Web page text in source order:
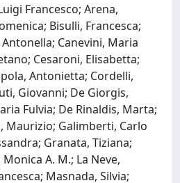
Francesco; Arena,
Bisulli, Francesca;
Canevini, Maria
Cesaroni, Elisabetta;
Antonietta; Cordelli,
Giovanni; De Giorgis,
Fulvia; De Rinaldis, Marta;
Maurizio; Galimberti, Carlo
Granata, Tiziana;
A. M.; La Neve,
Masnada, Silvia;